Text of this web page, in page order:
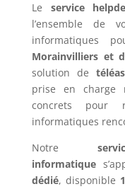
Le service
l’ensemble de
informatiques
Morainvilliers et
solution de
prise en charge
concrets pour
informatiques
Notre
informatique
dédié, disponible